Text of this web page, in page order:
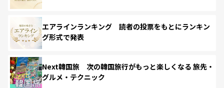
エアラインランキング 読者の投票をもとにランキン
グ形式で発表
Next韓国旅 次の韓国旅行がもっと楽しくなる 旅先・
グルメ・テクニック